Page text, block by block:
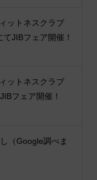
ットネスクラブ
JIBフェア開催！
ットネスクラブ
フェア開催！
（Google調べま